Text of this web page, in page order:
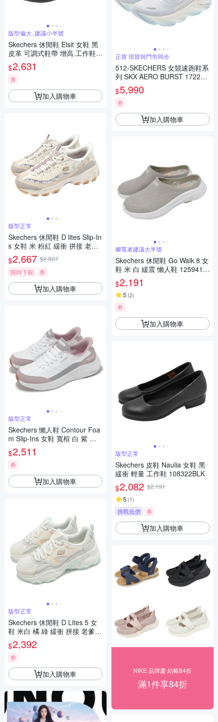
版型偏大, 建議小半號
Skechers 休閒鞋 Elsit 女鞋 黑
皮革 可調式鞋帶 增高 工作鞋 1
08230BLK
$2,631
券
加入購物車
版型正常
Skechers 休閒鞋 D lites Slip-In
s 女鞋 米 粉紅 緩衝 拼接 老爹
鞋 150726NTTP
$2,667 $2,807
限時下殺
券
加入購物車
版型正常
Skechers 懶人鞋 Contour Foa
m Slip-Ins 女鞋 寬楦 白 紫 緩
衝 瞬穿科技 健走鞋 150404W
WLV
$2,511
券
加入購物車
版型正常
Skechers 休閒鞋 D Lites 5 女
鞋 米白 橘 綠 緩衝 拼接 老爹鞋
150521NTMT
$2,392
券
加入購物車
正貨 現貨與門市同步
512-SKECHERS 女競速跑鞋系
列 SKX AERO BURST 172210
WLB
$5,990
券
加入購物車
腳寬者建議大半號
Skechers 休閒鞋 Go Walk 8 女
鞋 米 白 緩震 懶人鞋 125941T
PE
$2,191
5 (2)
券
加入購物車
版型正常
Skechers 皮鞋 Naulia 女鞋 黑
緩衝 輕量 工作鞋 108322BLK
$2,082 $2,191
5 (1)
挑戰低價 券
加入購物車
NIKE 品牌慶 結帳84折
滿1件享84折